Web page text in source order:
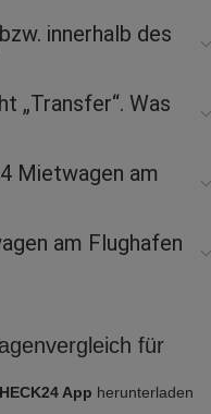
innerhalb des
„Transfer“. Was
Mietwagen am
am Flughafen
für
App herunterladen